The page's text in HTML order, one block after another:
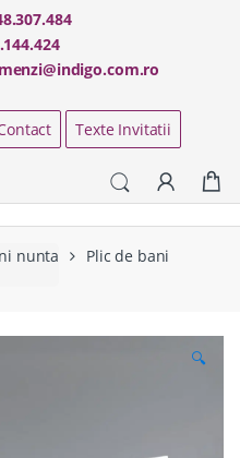
Texte Invitatii
nunta Plic de bani
🔍